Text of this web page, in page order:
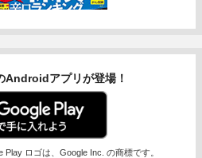
Androidアプリが登場！
Play ロゴは、Google Inc. の商標です。